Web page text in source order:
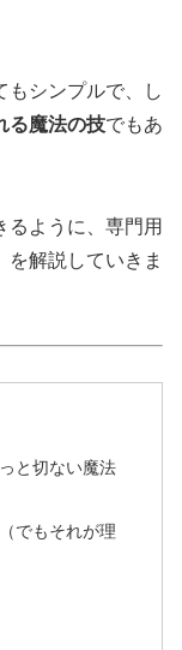
もシンプルで、し
る魔法の技でもあ
るように、専門用
解説していきま
と切ない魔法
でもそれが理